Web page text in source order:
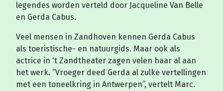
legendes worden verteld door Jacqueline Van Belle
en Gerda Cabus.
Veel mensen in Zandhoven kennen Gerda Cabus
als toeristische- en natuurgids. Maar ook als
actrice in 't Zandtheater zagen velen haar al aan
het werk. “Vroeger deed Gerda al zulke vertellingen
met een toneelkring in Antwerpen”, vertelt Marc.